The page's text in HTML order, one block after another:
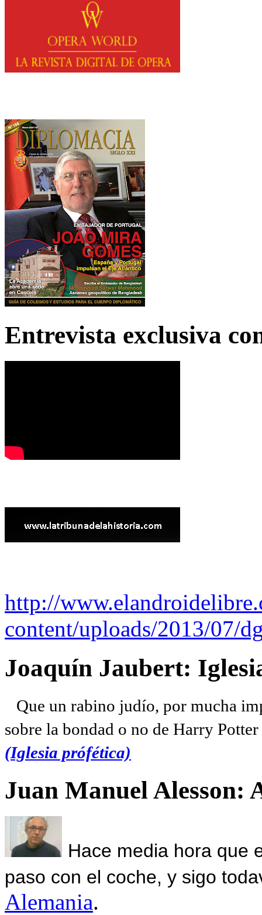
Entrevista exclusiva
http://
content/uploads/2013/07/
Joaquín Jaubert:
Que un rabino judío, por mucha
sobre la bondad o no de Harry
(Iglesia prófética)
Juan Manuel Alesson:
Hace media hora que
paso con el coche, y sigo
Alemania.